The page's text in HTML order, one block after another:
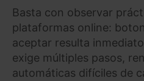
Basta con observar
plataformas online:
aceptar resulta
exige múltiples pasos,
automáticas difíciles de